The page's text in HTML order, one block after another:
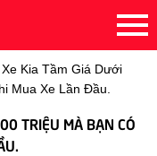
Kia Tầm Giá Dưới
Mua Xe Lần Đầu.
TRIỆU MÀ BẠN CÓ